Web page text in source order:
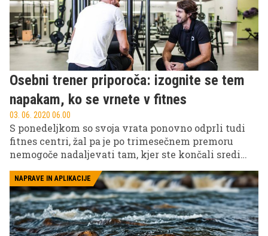
Osebni trener priporoča: izognite se tem
napakam, ko se vrnete v fitnes
03. 06. 2020 06.00
S ponedeljkom so svoja vrata ponovno odprli tudi
fitnes centri, žal pa je po trimesečnem premoru
nemogoče nadaljevati tam, kjer ste končali sredi
proces, ki ne tolerira daljših prekinitev. Zato je
osebni trener Daniel Jelovič pripravil vodič, kako
ponovno pristopiti k vadbi, da se ne bi ''zaleteli v
zid''.
NAPRAVE IN APLIKACIJE